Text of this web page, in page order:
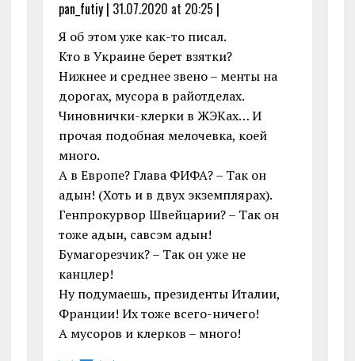
pan_futiy | 31.07.2020 at 20:25 |
Я об этом уже как-то писал.
Кто в Украине берет взятки?
Нижнее и среднее звено – менты на
дорогах, мусора в райотделах.
Чиновнички-клерки в ЖЭКах… И
прочая подобная мелочевка, коей
много.
А в Европе? Глава ФИФА? – Так он
адын! (Хоть и в двух экземплярах).
Генпрокурвор Швейцарии? – Так он
тоже адын, савсэм адын!
Бумагорезчик? – Так он уже не
канцлер!
Ну подумаешь, президенты Италии,
Франции! Их тоже всего-ничего!
А мусоров и клерков – много!